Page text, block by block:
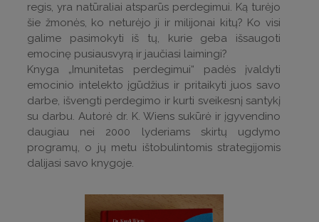
regis, yra natūraliai atsparūs perdegimui. Ką turėjo
šie žmonės, ko neturėjo ji ir milijonai kitų? Ko visi
galime pasimokyti iš tų, kurie geba išsaugoti
emocinę pusiausvyrą ir jaučiasi laimingi?
Knyga „Imunitetas perdegimui“ padės įvaldyti
emocinio intelekto įgūdžius ir pritaikyti juos savo
darbe, išvengti perdegimo ir kurti sveikesnį santykį
su darbu. Autorė dr. K. Wiens sukūrė ir įgyvendino
daugiau nei 2000 lyderiams skirtų ugdymo
programų, o jų metu ištobulintomis strategijomis
dalijasi savo knygoje.